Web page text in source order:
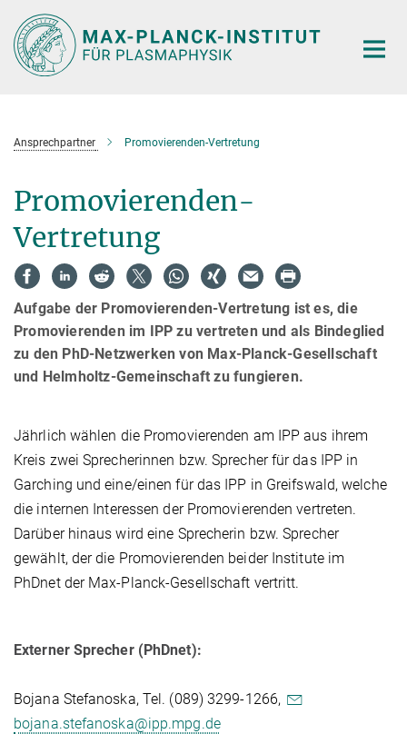
Hauptinhalt
Ansprechpartner Promovierenden-Vertretung
Promovierenden-
Vertretung
Aufgabe der Promovierenden-Vertretung ist es, die
Promovierenden im IPP zu vertreten und als Bindeglied
zu den PhD-Netzwerken von Max-Planck-Gesellschaft
und Helmholtz-Gemeinschaft zu fungieren.
Jährlich wählen die Promovierenden am IPP aus ihrem
Kreis zwei Sprecherinnen bzw. Sprecher für das IPP in
Garching und eine/einen für das IPP in Greifswald, welche
die internen Interessen der Promovierenden vertreten.
Darüber hinaus wird eine Sprecherin bzw. Sprecher
gewählt, der die Promovierenden beider Institute im
PhDnet der Max-Planck-Gesellschaft vertritt.
Externer Sprecher (PhDnet):
Bojana Stefanoska, Tel. (089) 3299-1266,
bojana.stefanoska@ipp.mpg.de